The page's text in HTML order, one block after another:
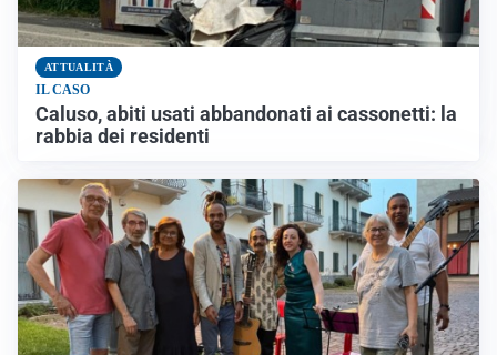
ATTUALITÀ
IL CASO
Caluso, abiti usati abbandonati ai cassonetti: la
rabbia dei residenti